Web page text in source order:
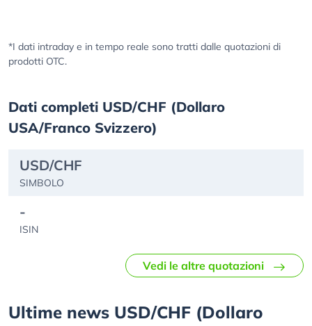
*I dati intraday e in tempo reale sono tratti dalle quotazioni di
prodotti OTC.
Dati completi USD/CHF (Dollaro
USA/Franco Svizzero)
USD/CHF
SIMBOLO
-
ISIN
Vedi le altre quotazioni
Ultime news USD/CHF (Dollaro